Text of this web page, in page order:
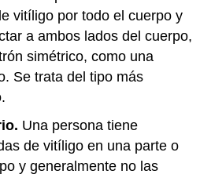
vitíligo por todo el cuerpo y
a ambos lados del cuerpo,
simétrico, como una
Se trata del tipo más
Una persona tiene
de vitíligo en una parte o
y generalmente no las